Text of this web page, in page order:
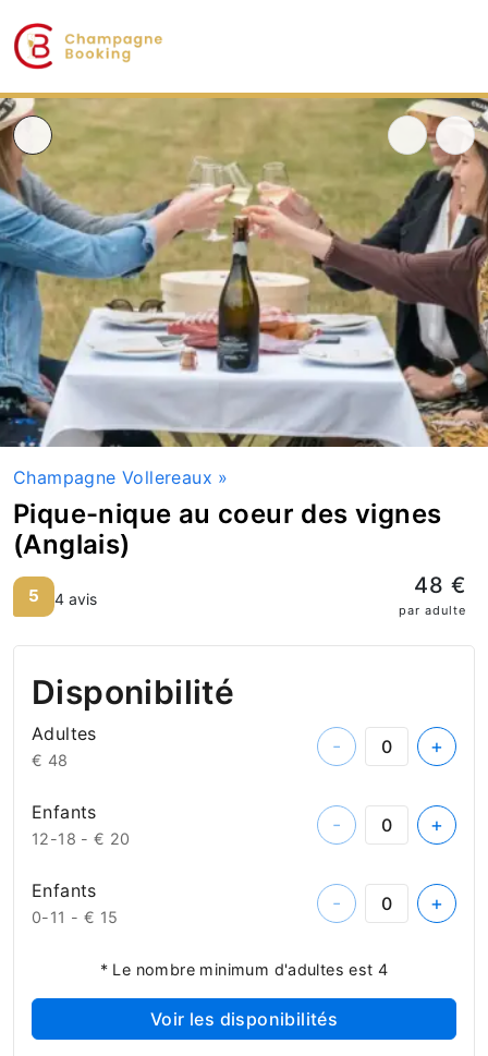
Champagne Vollereaux »
Pique-nique au coeur des vignes
(Anglais)
5 4 avis 48 €
par adulte
Disponibilité
Adultes
€ 48
- +
Enfants
12-18 -€ 20
- +
Enfants
0-11 - € 15
- +
* Le nombre minimum d'adultes est 4
Voir les disponibilités